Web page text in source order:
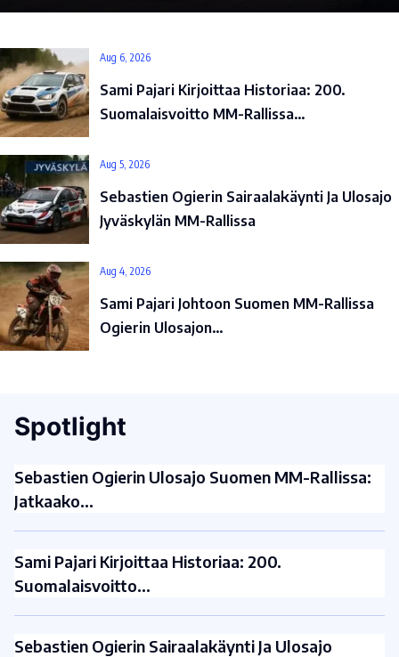
Aug 6, 2026
Sami Pajari Kirjoittaa Historiaa: 200.
Suomalaisvoitto MM-Rallissa…
Aug 5, 2026
Sebastien Ogierin Sairaalakäynti Ja Ulosajo
Jyväskylän MM-Rallissa
Aug 4, 2026
Sami Pajari Johtoon Suomen MM-Rallissa
Ogierin Ulosajon…
Spotlight
Sebastien Ogierin Ulosajo Suomen MM-Rallissa:
Jatkaako…
Sami Pajari Kirjoittaa Historiaa: 200.
Suomalaisvoitto…
Sebastien Ogierin Sairaalakäynti Ja Ulosajo